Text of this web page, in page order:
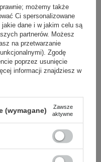
- 200g
możemy także
Ci spersonalizowane
dane i w jakim celu są
partnerów. Możesz
na przetwarzanie
Zgodę
poprzez usunięcie
informacji znajdziesz w
(wymagane)
Zawsze
aktywne